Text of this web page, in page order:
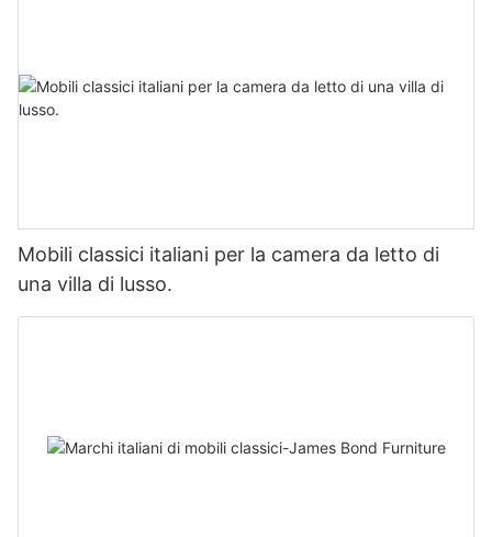
Mobili classici italiani per la camera da letto di
una villa di lusso.